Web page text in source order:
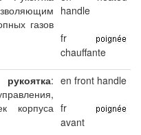
газов
handle
fr
chauffante
:
корпуса
en front handle
fr
avant